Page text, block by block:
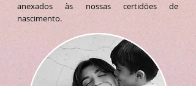
anexados às nossas certidões de
nascimento.